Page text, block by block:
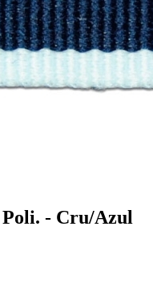
Poli. - Cru/Azul